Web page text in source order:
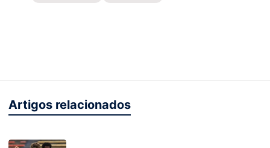
Artigos relacionados